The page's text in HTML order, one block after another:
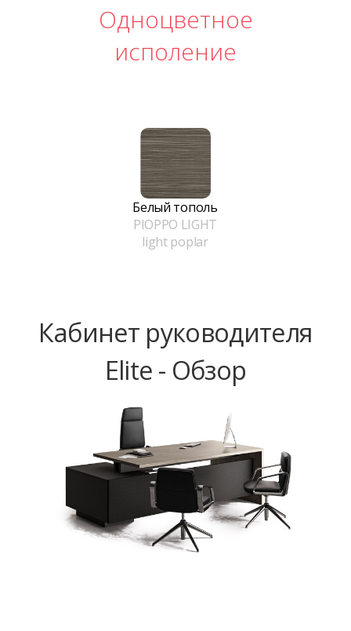
Одноцветное
исполение
Белый тополь
PIOPPO LIGHT
light poplar
Кабинет руководителя
Elite - Обзор